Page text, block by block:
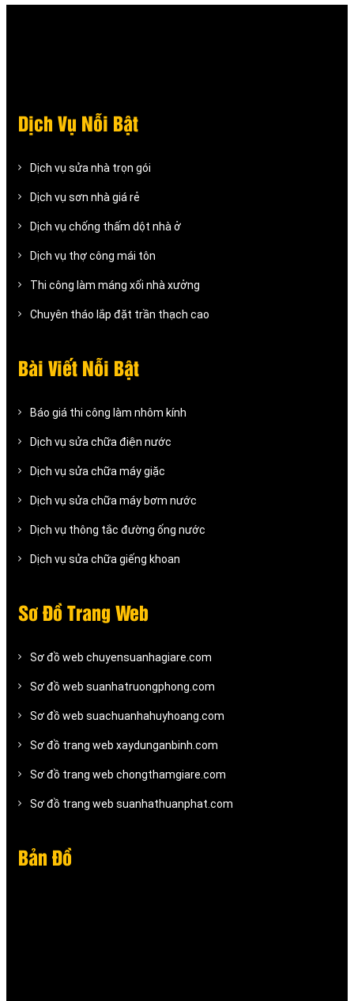
Dịch Vụ Nỗi Bật
Dịch vụ sửa nhà trọn gói
Dịch vụ sơn nhà giá rẻ
Dịch vụ chống thấm dột nhà ở
Dịch vụ thợ công mái tôn
Thi công làm máng xối nhà xưởng
Chuyên tháo lắp đặt trần thạch cao
Bài Viết Nỗi Bật
Báo giá thi công làm nhôm kính
Dịch vụ sửa chữa điện nước
Dịch vụ sửa chữa máy giặc
Dịch vụ sửa chữa máy bơm nước
Dịch vụ thông tắc đường ống nước
Dịch vụ sửa chữa giếng khoan
Sơ Đồ Trang Web
Sơ đồ web chuyensuanhagiare.com
Sơ đồ web suanhatruongphong.com
Sơ đồ web suachuanhahuyhoang.com
Sơ đồ trang web xaydunganbinh.com
Sơ đồ trang web chongthamgiare.com
Sơ đồ trang web suanhathuanphat.com
Bản Đồ